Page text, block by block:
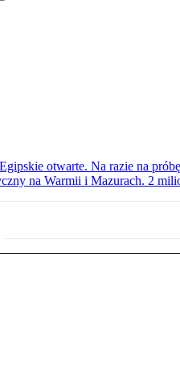
otwarte. Na razie na próbę
na Warmii i Mazurach. 2